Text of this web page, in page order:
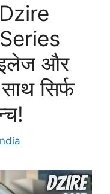
और
सिर्फ